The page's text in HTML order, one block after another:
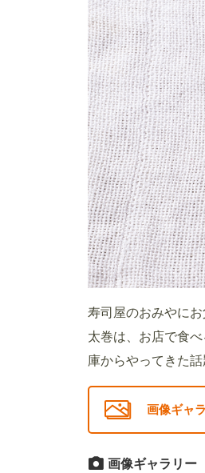
寿司屋のおみやに
太巻は、お店で食
庫からやってきた
画像ギャ
画像ギャラリー